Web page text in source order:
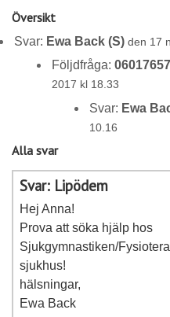
Översikt
Svar: Ewa Back (S) den 17
Följdfråga:
2017 kl 18.33
Svar: Ewa
10.16
Alla svar
Svar: Lipödem
Hej Anna!
Prova att söka hjälp hos
Sjukgymnastiken/
sjukhus!
hälsningar,
Ewa Back